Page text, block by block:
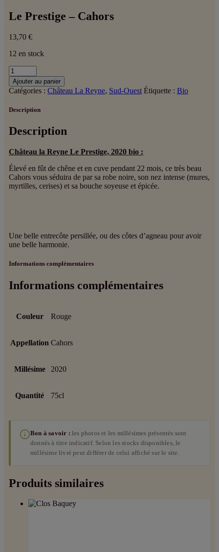
Le Prestige – Cahors
13,70 €
12 en stock
quantité
de
Le
Prestige
Cahors
Ajouter au panier
Catégories : Château La Reyne, Sud-Ouest Étiquette : Bio
Description
Description
Château la Reyne Le Prestige, 2020 bio :
Élevé en fût de chêne et en cuve pendant 22 mois, ce très beau
Cahors vous séduira de par sa robe noire, son nez intense (mures,
myrtilles, cerises) et sa bouche soyeuse et épicée.
Une belle entrecôte persillée, ou des côtes d’agneau pour avoir
une belle harmonie.
Informations complémentaires
Informations complémentaires
Couleur Rouge
Appellation Cahors
Millésime 2020
Quantité 75cl
Bon à savoir : les photos et les millésimes présentés sont
donnés à titre indicatif. Selon les stocks disponibles, le
millésime livré peut différer de celui affiché sur le site.
Produits similaires